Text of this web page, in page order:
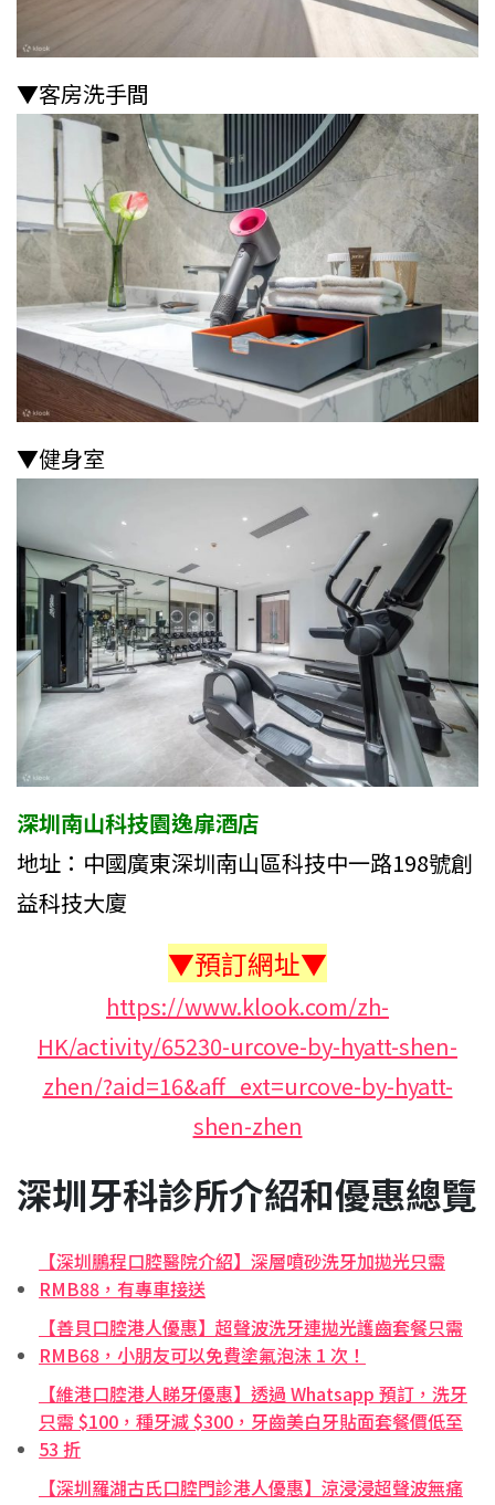
▼客房洗手間
▼健身室
深圳南山科技園逸扉酒店
地址：中國廣東深圳南山區科技中一路198號創
益科技大廈
▼預訂網址▼
https://www.klook.com/zh-
HK/activity/65230-urcove-by-hyatt-shen-
zhen/?aid=16&aff_ext=urcove-by-hyatt-
shen-zhen
深圳牙科診所介紹和優惠總覽
【深圳鵬程口腔醫院介紹】深層噴砂洗牙加拋光只需
RMB88，有專車接送
【善貝口腔港人優惠】超聲波洗牙連拋光護齒套餐只需
RMB68，小朋友可以免費塗氟泡沫 1 次！
【維港口腔港人睇牙優惠】透過 Whatsapp 預訂，洗牙
只需 $100，種牙減 $300，牙齒美白牙貼面套餐價低至
53 折
【深圳羅湖古氏口腔門診港人優惠】涼浸浸超聲波無痛